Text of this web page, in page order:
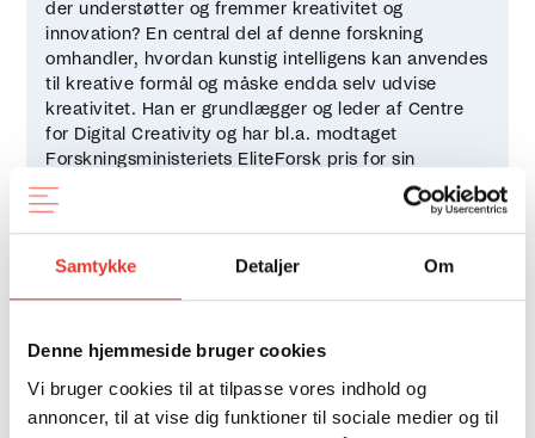
Samtykke Detaljer Om
Denne hjemmeside bruger cookies
Vi bruger cookies til at tilpasse vores indhold og
annoncer, til at vise dig funktioner til sociale medier og til
der understøtter og fremmer kreativitet og
innovation? En central del af denne forskning
omhandler, hvordan kunstig intelligens kan anvendes
til kreative formål og måske endda selv udvise
kreativitet. Han er grundlægger og leder af Centre
for Digital Creativity og har bl.a. modtaget
Forskningsministeriets EliteForsk pris for sin
forskning i, hvordan IT på godt og ondt påvirker
vores evne til at tænke og skabe nyt.
Amalie Skovmøller
og Kultur, Københavns Universitet. Hun er medlem af